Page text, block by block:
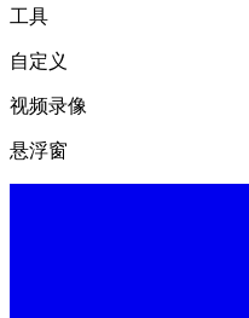
工具
自定义
视频录像
悬浮窗